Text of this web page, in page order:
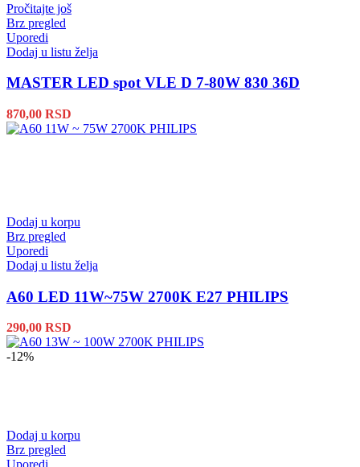
Pročitajte još
Brz pregled
Uporedi
Dodaj u listu želja
MASTER LED spot VLE D 7-80W 830 36D
870,00 RSD
Dodaj u korpu
Brz pregled
Uporedi
Dodaj u listu želja
A60 LED 11W~75W 2700K E27 PHILIPS
290,00 RSD
-12%
Dodaj u korpu
Brz pregled